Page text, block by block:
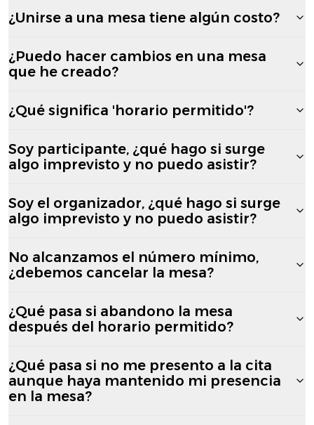
¿Unirse a una mesa tiene algún costo?
¿Puedo hacer cambios en una mesa
que he creado?
¿Qué significa 'horario permitido'?
Soy participante, ¿qué hago si surge
algo imprevisto y no puedo asistir?
Soy el organizador, ¿qué hago si surge
algo imprevisto y no puedo asistir?
No alcanzamos el número mínimo,
¿debemos cancelar la mesa?
¿Qué pasa si abandono la mesa
después del horario permitido?
¿Qué pasa si no me presento a la cita
aunque haya mantenido mi presencia
en la mesa?